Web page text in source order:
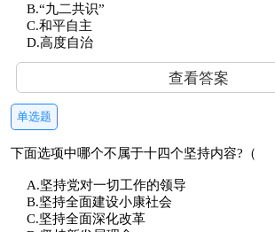
B.“九二共识”
C.和平自主
D.高度自治
查看答案
单选题
下面选项中哪个不属于十四个坚持内容?（
A.坚持党对一切工作的领导
B.坚持全面建设小康社会
C.坚持全面深化改革